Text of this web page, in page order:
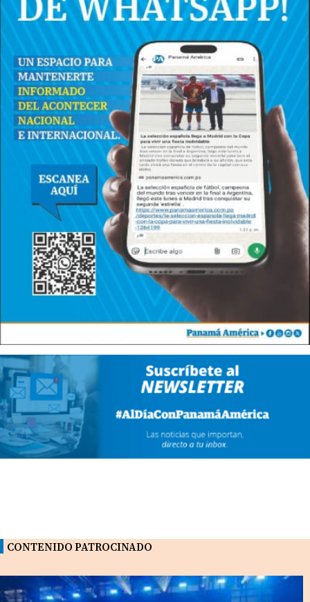
CONTENIDO PATROCINADO